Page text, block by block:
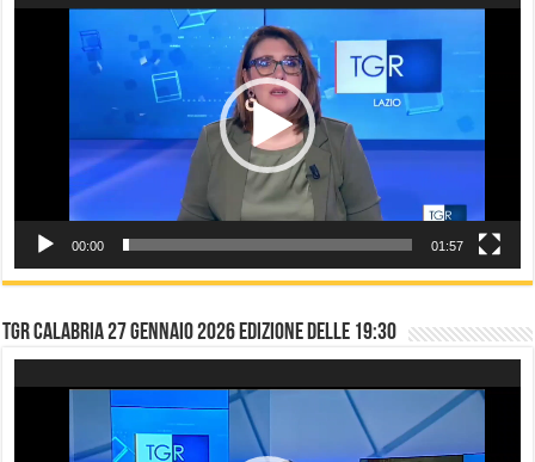
Player
00:00 01:57
TGR CALABRIA 27 gennaio 2026 edizione delle 19:30
Player